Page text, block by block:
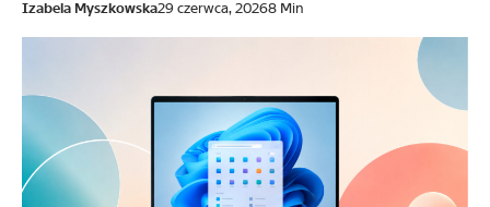
Izabela Myszkowska29 czerwca, 20268 Min